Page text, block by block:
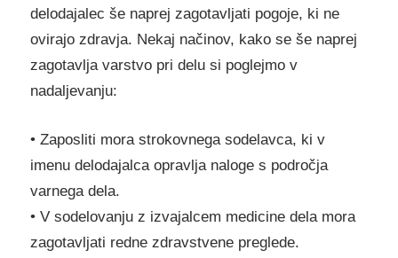
delodajalec še naprej zagotavljati pogoje, ki ne
ovirajo zdravja. Nekaj načinov, kako se še naprej
zagotavlja varstvo pri delu si poglejmo v
nadaljevanju:
• Zaposliti mora strokovnega sodelavca, ki v
imenu delodajalca opravlja naloge s področja
varnega dela.
• V sodelovanju z izvajalcem medicine dela mora
zagotavljati redne zdravstvene preglede.